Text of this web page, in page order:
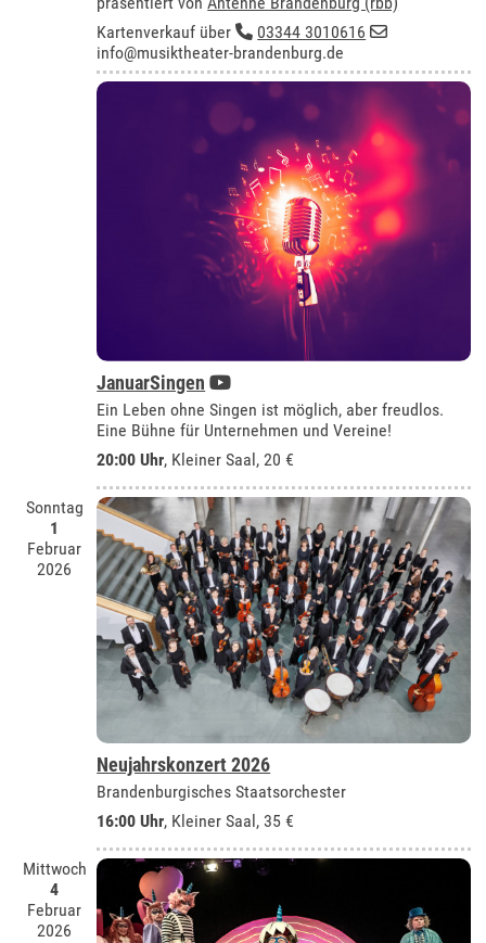
Kartenverkauf über
03344 3010616
info@musiktheater-brandenburg.de
JanuarSingen
Ein Leben ohne Singen ist möglich, aber freudlos.
Eine Bühne für Unternehmen und Vereine!
20:00 Uhr, Kleiner Saal , 20 €
Sonntag
1
Februar
2026
Neujahrskonzert 2026
Brandenburgisches Staatsorchester
16:00 Uhr, Kleiner Saal , 35 €
Mittwoch
4
Februar
2026